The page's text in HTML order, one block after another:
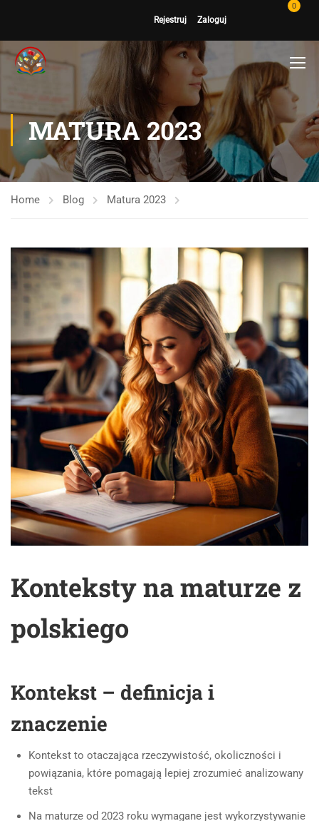
Rejestruj Zaloguj
0
MATURA 2023
Home Blog Matura 2023
Konteksty na maturze z
polskiego
Kontekst – definicja i
znaczenie
Kontekst to otaczająca rzeczywistość, okoliczności i
powiązania, które pomagają lepiej zrozumieć analizowany
tekst
Na maturze od 2023 roku wymagane jest wykorzystywanie